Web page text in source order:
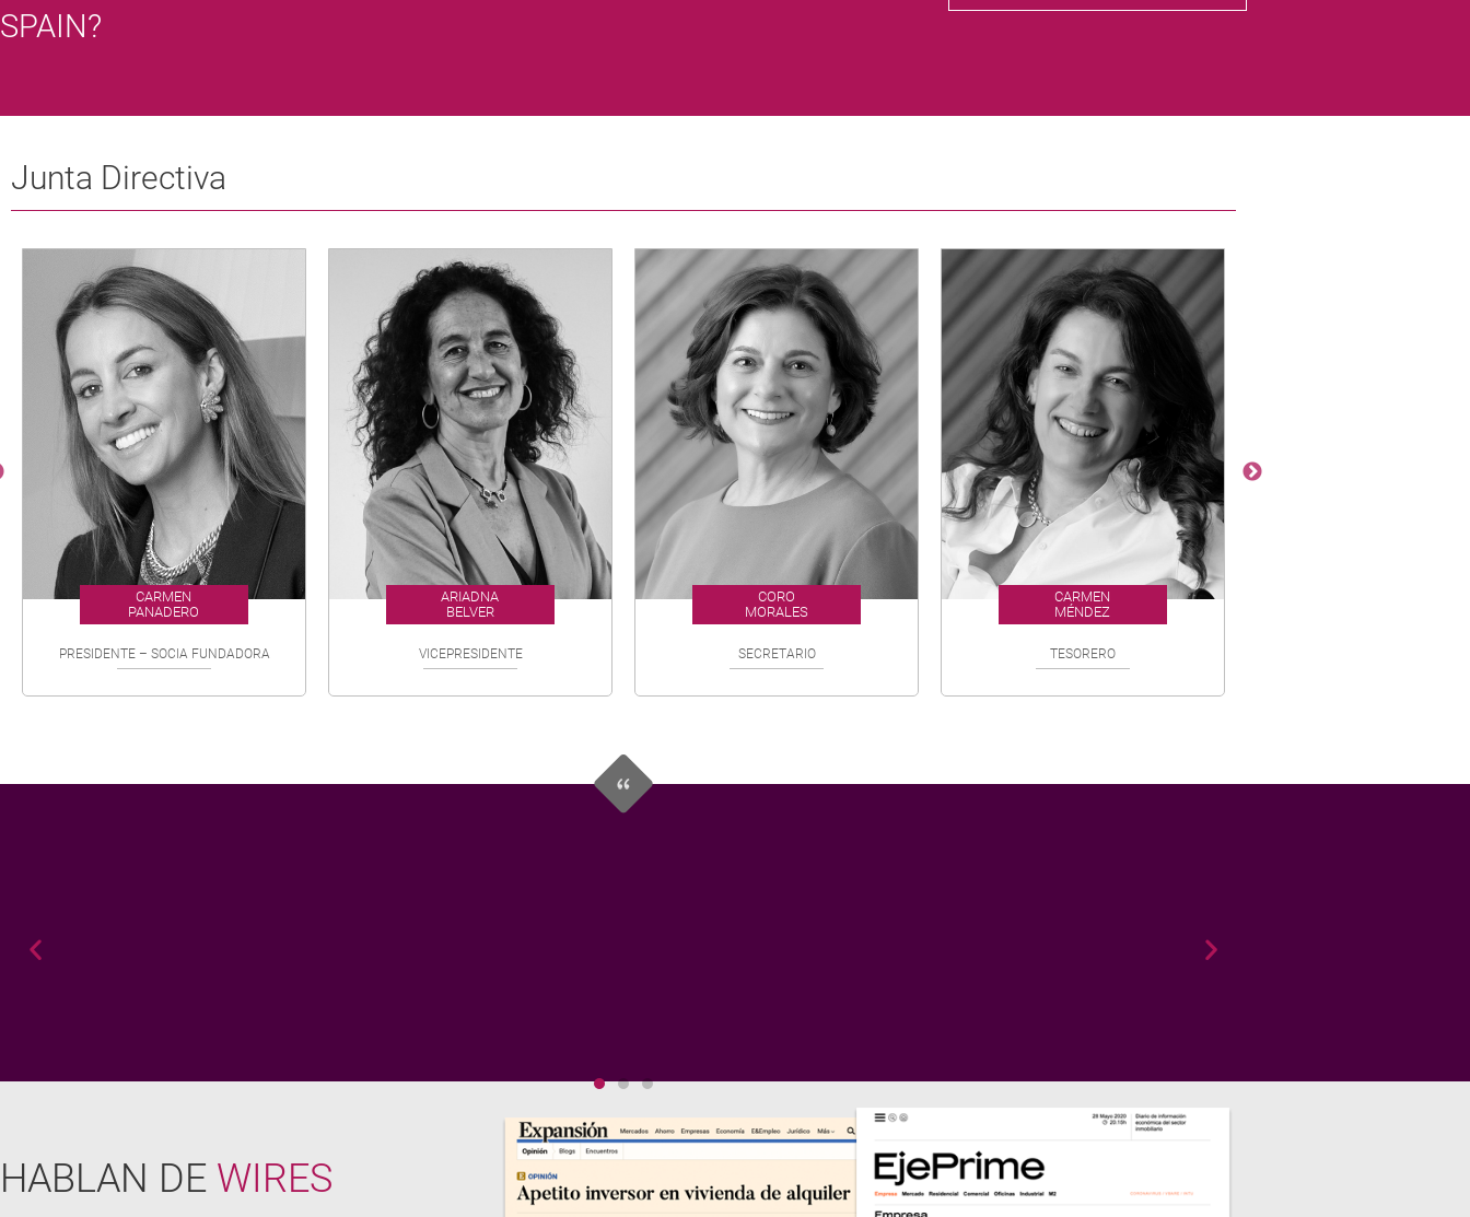
SPAIN?
Junta Directiva
CARMEN
PANADERO
PRESIDENTE – SOCIA FUNDADORA
ARIADNA
BELVER
VICEPRESIDENTE
CORO
MORALES
SECRETARIO
CARMEN
MÉNDEZ
TESORERO
una visión de un colectivo que
“ Para mi WIRES es un motor de transformación para todo el sector inmobiliario, una manera diferente de
cosas. Representa la profesionalidad, el trabajo bien hecho y la preparación de sus socias; representa
HABLAN DE WIRES